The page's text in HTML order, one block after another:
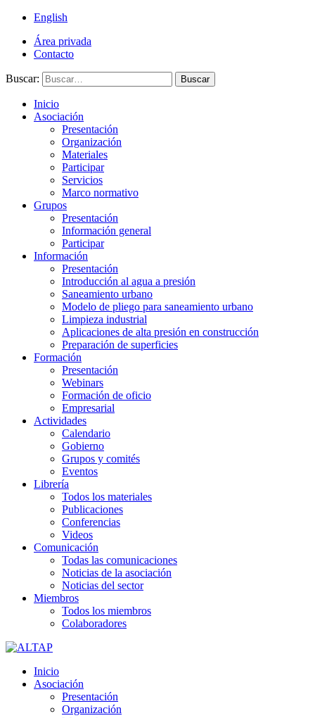
English
Área privada
Contacto
Buscar: Buscar
Inicio
Asociación
Presentación
Organización
Materiales
Participar
Servicios
Marco normativo
Grupos
Presentación
Información general
Participar
Información
Presentación
Introducción al agua a presión
Saneamiento urbano
Modelo de pliego para saneamiento urbano
Limpieza industrial
Aplicaciones de alta presión en construcción
Preparación de superficies
Formación
Presentación
Webinars
Formación de oficio
Empresarial
Actividades
Calendario
Gobierno
Grupos y comités
Eventos
Librería
Todos los materiales
Publicaciones
Conferencias
Videos
Comunicación
Todas las comunicaciones
Noticias de la asociación
Noticias del sector
Miembros
Todos los miembros
Colaboradores
Inicio
Asociación
Presentación
Organización